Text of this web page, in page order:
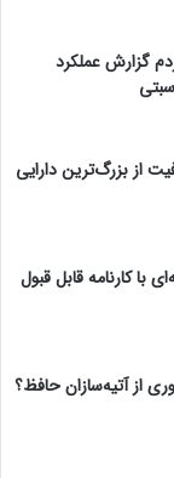
گزارش عملکرد
از بزرگ‌ترین دارایی
با کارنامه قابل قبول
از آتیه‌سازان حافظ؟